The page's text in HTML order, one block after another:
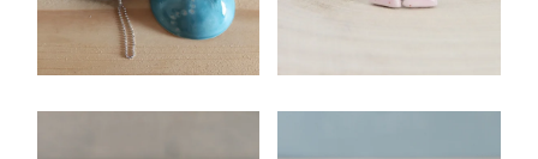
SCRIGNO DEI
ORECCHINI A